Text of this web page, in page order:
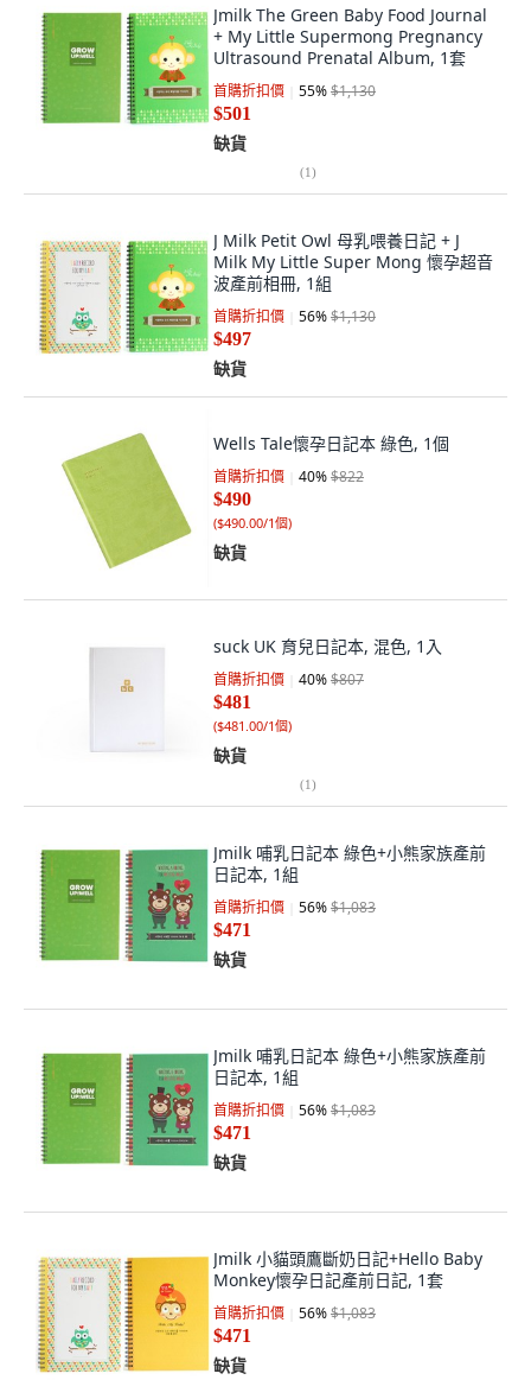
Jmilk The Green Baby Food Journal
+ My Little Supermong Pregnancy
Ultrasound Prenatal Album, 1套
首購折扣價 55%$1,130
$501
缺貨
(1)
J Milk Petit Owl 母乳喂養日記 + J
Milk My Little Super Mong 懷孕超音
波產前相冊, 1組
首購折扣價 56%$1,130
$497
缺貨
Wells Tale懷孕日記本 綠色, 1個
首購折扣價 40%$822
$490
($490.00/1個)
缺貨
suck UK 育兒日記本, 混色, 1入
首購折扣價 40%$807
$481
($481.00/1個)
缺貨
(1)
Jmilk 哺乳日記本 綠色+小熊家族產前
日記本, 1組
首購折扣價 56%$1,083
$471
缺貨
Jmilk 哺乳日記本 綠色+小熊家族產前
日記本, 1組
首購折扣價 56%$1,083
$471
缺貨
Jmilk 小貓頭鷹斷奶日記+Hello Baby
Monkey懷孕日記產前日記, 1套
首購折扣價 56%$1,083
$471
缺貨